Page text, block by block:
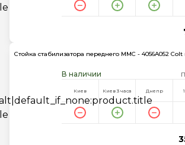
Стойка стабилизатора переднего MMC - 4056A052 Colt
В наличии
Киев Киев 3 часа Днепр